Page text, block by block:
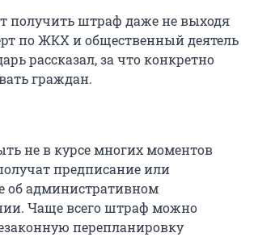
получить штраф даже не выходя
по ЖКХ и общественный деятель
рассказал, за что конкретно
граждан.
не в курсе многих моментов
предписание или
об административном
Чаще всего штраф можно
перепланировку